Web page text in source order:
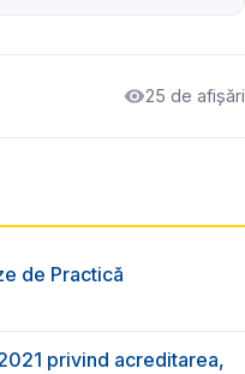
25 de afișări
de Practică
privind acreditarea,